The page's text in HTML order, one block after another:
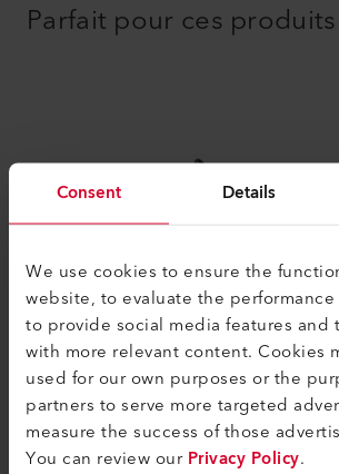
Consent Details
We use cookies to ensure the
website, to evaluate the
to provide social media features and
with more relevant content. Cookies
used for our own purposes or the
partners to serve more targeted
measure the success of those
You can review ourPrivacy Policy.
Parfait pour ces produits
HEMTEK ST
L'efficace machine à souder HEMTEK
soude les ourlets du début à la fin, ce
est idéal pour les bannières et les bâ...